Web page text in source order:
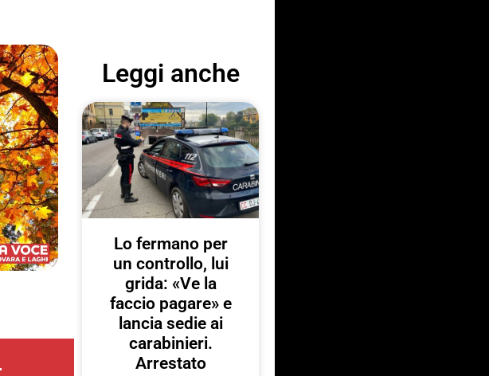
Leggi anche
Lo fermano per
un controllo, lui
grida: «Ve la
faccio pagare» e
lancia sedie ai
carabinieri.
Arrestato